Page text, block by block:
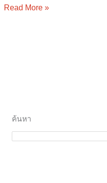
Read More »
ค้นหา